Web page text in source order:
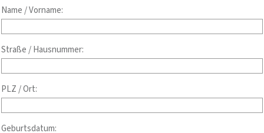
Name / Vorname:
Straße / Hausnummer:
PLZ / Ort:
Geburtsdatum: